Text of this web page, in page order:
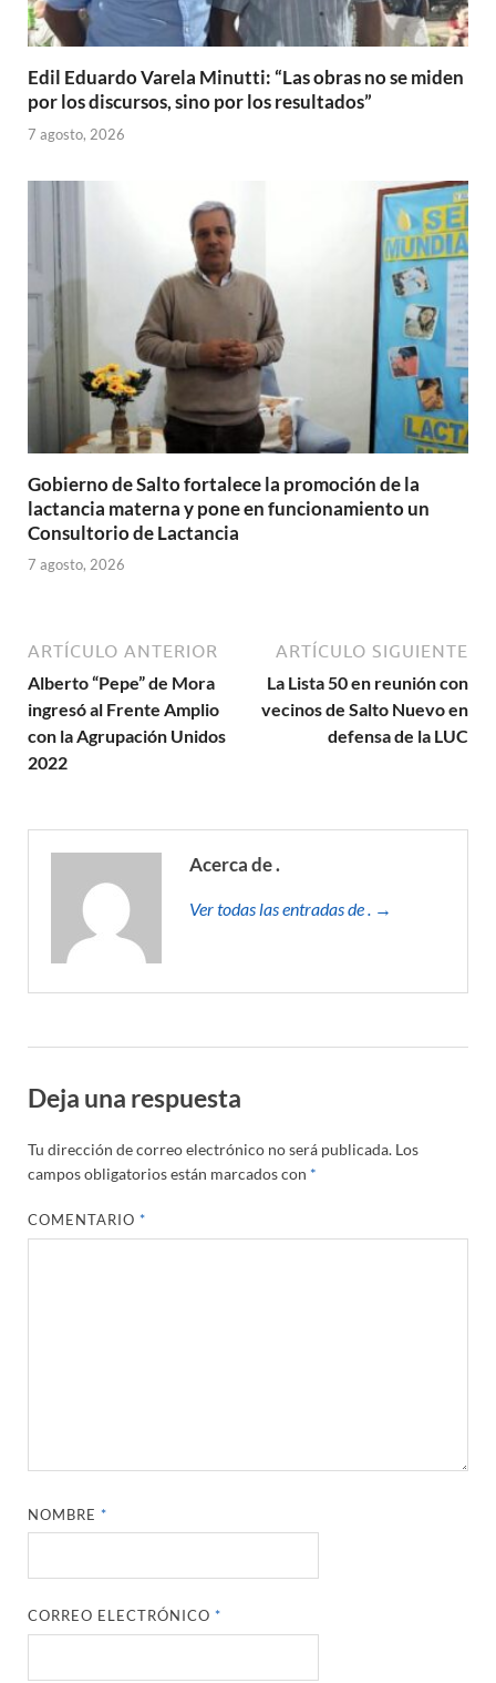
Edil Eduardo Varela Minutti: “Las obras no se miden
por los discursos, sino por los resultados”
7 agosto, 2026
Gobierno de Salto fortalece la promoción de la
lactancia materna y pone en funcionamiento un
Consultorio de Lactancia
7 agosto, 2026
ARTÍCULO ANTERIOR
Alberto “Pepe” de Mora
ingresó al Frente Amplio
con la Agrupación Unidos
2022
ARTÍCULO SIGUIENTE
La Lista 50 en reunión con
vecinos de Salto Nuevo en
defensa de la LUC
Acerca de .
Ver todas las entradas de . →
Deja una respuesta
Tu dirección de correo electrónico no será publicada. Los
campos obligatorios están marcados con *
COMENTARIO*
NOMBRE*
CORREO ELECTRÓNICO*